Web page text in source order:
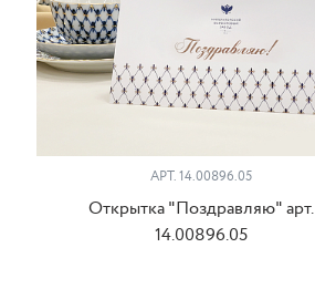
АРТ. 14.00896.05
Открытка "Поздравляю" арт.
14.00896.05